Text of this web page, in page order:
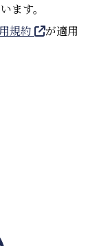
ンペーン適
。
度のみとな
いた際の複
話をもって
す。ご了承
ます。
規約
が適用